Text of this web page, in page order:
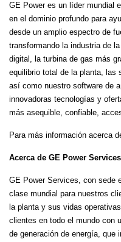
GE Power es un líder mundial
en el dominio profundo para
desde un amplio espectro de
transformando la industria de
digital, la turbina de gas más
equilibrio total de la planta, las
así como nuestro software de
innovadoras tecnologías y
más asequible, confiable,
Para más información acerca
Acerca de GE Power Services
GE Power Services, con sede
clase mundial para nuestros
la planta y sus vidas
clientes en todo el mundo con
de generación de energía, que